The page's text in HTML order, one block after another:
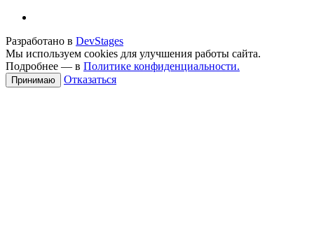
Разработано в DevStages
Мы используем cookies для улучшения работы сайта.
Подробнее — в Политике конфиденциальности.
Принимаю Отказаться